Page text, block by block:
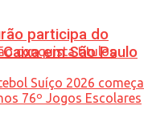
participa do
em São Paulo